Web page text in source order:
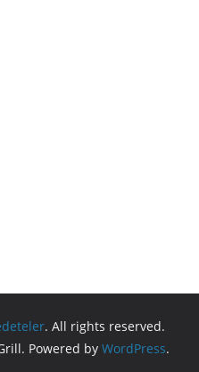
. All rights reserved.
Powered by WordPress.